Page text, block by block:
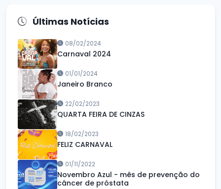
Últimas Notícias
08/02/2024
Carnaval 2024
01/01/2024
Janeiro Branco
22/02/2023
QUARTA FEIRA DE CINZAS
18/02/2023
FELIZ CARNAVAL
01/11/2022
Novembro Azul - mês de prevenção do
câncer de próstata